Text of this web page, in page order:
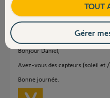
il y a plus
Bonjour Daniel,
Avez-vous des capteurs (soleil et
Bonne journée.
TOUT
Gérer